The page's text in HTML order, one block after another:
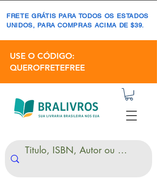
FRETE GRÁTIS PARA TODOS OS ESTADOS
UNIDOS, PARA COMPRAS ACIMA DE $39.
USE O CÓDIGO:
QUEROFRETEFREE